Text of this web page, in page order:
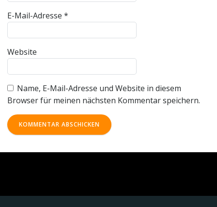
E-Mail-Adresse *
Website
Name, E-Mail-Adresse und Website in diesem
Browser für meinen nächsten Kommentar speichern.